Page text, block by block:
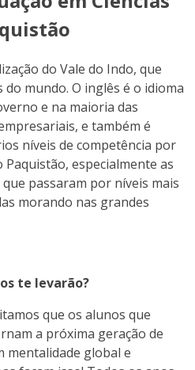
do Vale do Indo, que
mundo. O inglês é o idioma
e na maioria das
e também é
níveis de competência por
especialmente as
passaram por níveis mais
morando nas grandes
te levarão?
que os alunos que
a próxima geração de
mentalidade global e